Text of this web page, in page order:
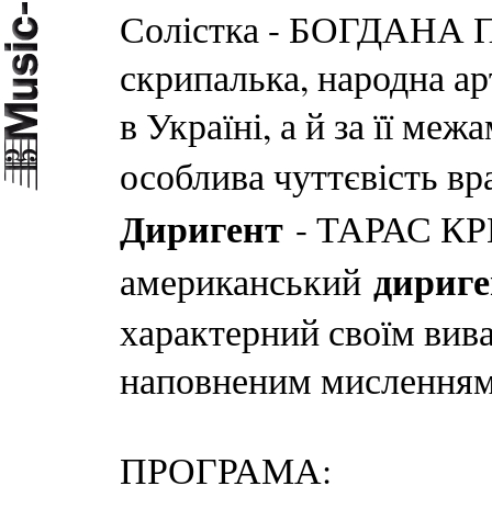
Солістка - БОГДАНА
скрипалька, народна
в Україні, а й за її
особлива чуттєвість
Диригент - ТАРАС
американський
характерний своїм
наповненим
ПРОГРАМА: